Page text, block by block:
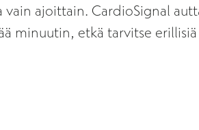
ajoittain. CardioSignal
minuutin, etkä tarvitse